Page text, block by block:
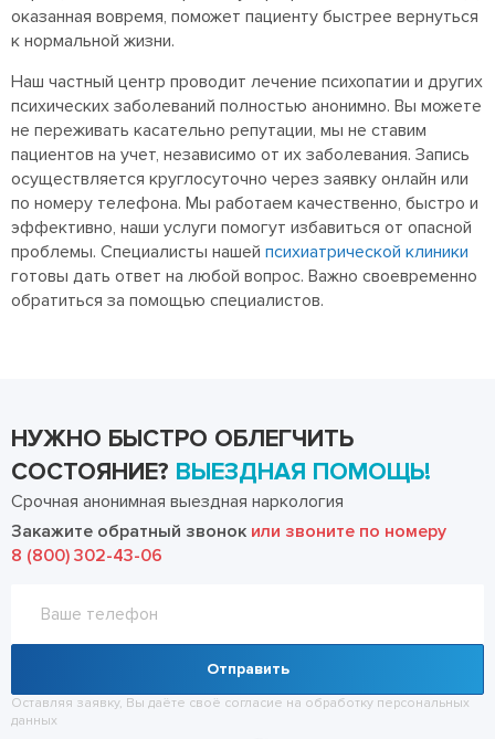
оказанная вовремя, поможет пациенту быстрее вернуться
к нормальной жизни.
Наш частный центр проводит лечение психопатии и других
психических заболеваний полностью анонимно. Вы можете
не переживать касательно репутации, мы не ставим
пациентов на учет, независимо от их заболевания. Запись
осуществляется круглосуточно через заявку онлайн или
по номеру телефона. Мы работаем качественно, быстро и
эффективно, наши услуги помогут избавиться от опасной
проблемы. Специалисты нашей психиатрической клиники
готовы дать ответ на любой вопрос. Важно своевременно
обратиться за помощью специалистов.
НУЖНО БЫСТРО ОБЛЕГЧИТЬ
СОСТОЯНИЕ? ВЫЕЗДНАЯ ПОМОЩЬ!
Срочная анонимная выездная наркология
Закажите обратный звонок или звоните по номеру
8 (800) 302-43-06
Отправить
Оставляя заявку, Вы даёте своё согласие на обработку персональных
данных